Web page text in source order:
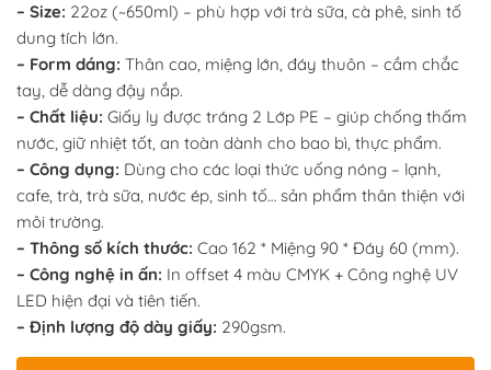
– Size: 22oz (~650ml) – phù hợp với trà sữa, cà phê, sinh tố
dung tích lớn.
– Form dáng: Thân cao, miệng lớn, đáy thuôn – cầm chắc
tay, dễ dàng đậy nắp.
– Chất liệu: Giấy ly được tráng 2 Lớp PE – giúp chống thấm
nước, giữ nhiệt tốt, an toàn dành cho bao bì, thực phẩm.
– Công dụng: Dùng cho các loại thức uống nóng – lạnh,
cafe, trà, trà sữa, nước ép, sinh tố… sản phẩm thân thiện với
môi trường.
– Thông số kích thước: Cao 162 * Miệng 90 * Đáy 60 (mm).
– Công nghệ in ấn: In offset 4 màu CMYK + Công nghệ UV
LED hiện đại và tiên tiến.
– Định lượng độ dày giấy: 290gsm.